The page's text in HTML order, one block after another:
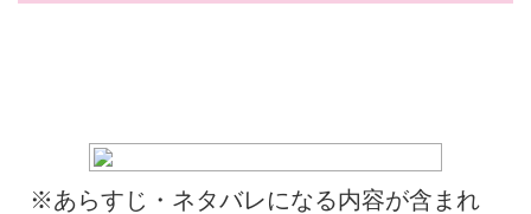
※あらすじ・ネタバレになる内容が含まれ